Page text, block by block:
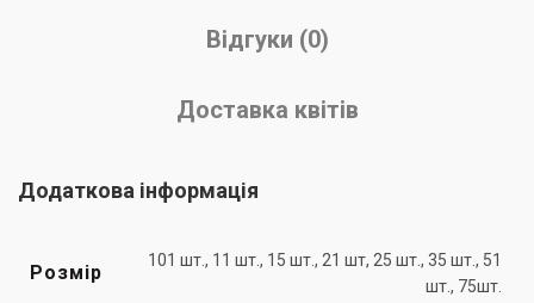
Відгуки (0)
Доставка квітів
Додаткова інформація
Розмір
101 шт., 11 шт., 15 шт., 21 шт, 25 шт., 35 шт., 51
шт., 75шт.